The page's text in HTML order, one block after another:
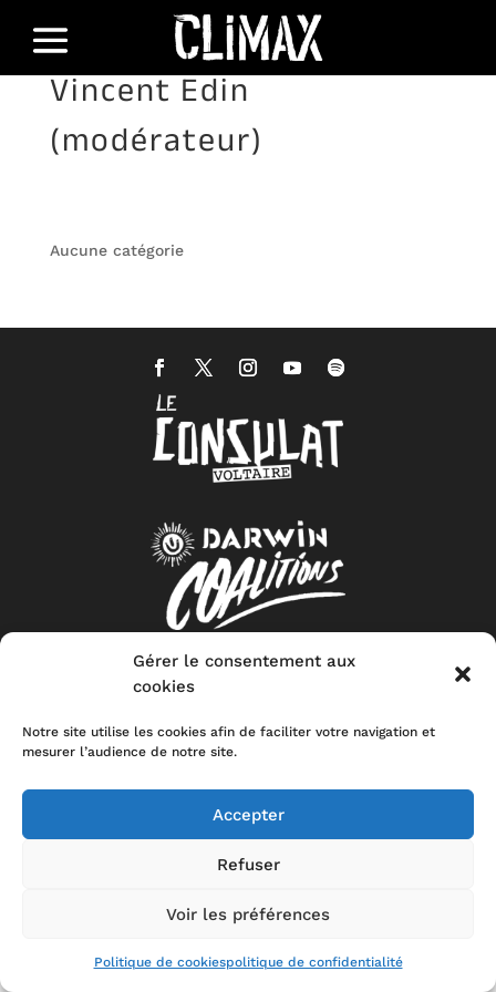
Gérer le consentement aux
cookies
Notre site utilise les cookies afin de faciliter votre navigation et
mesurer l’audience de notre site.
Accepter
Refuser
Voir les préférences
Politique de cookiespolitique de confidentialité
Vincent Edin
(modérateur)
Aucune catégorie
MENTIONS LEGALES